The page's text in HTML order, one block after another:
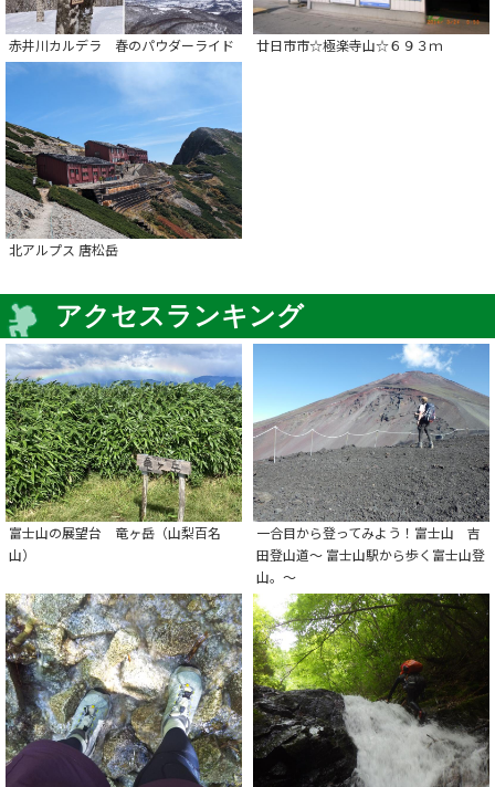
赤井川カルデラ 春のパウダーライド 廿日市市☆極楽寺山☆６９３ｍ
北アルプス 唐松岳
アクセスランキング
富士山の展望台 竜ヶ岳（山梨百名
山）
一合目から登ってみよう！富士山 吉
田登山道～ 富士山駅から歩く富士山登
山。～